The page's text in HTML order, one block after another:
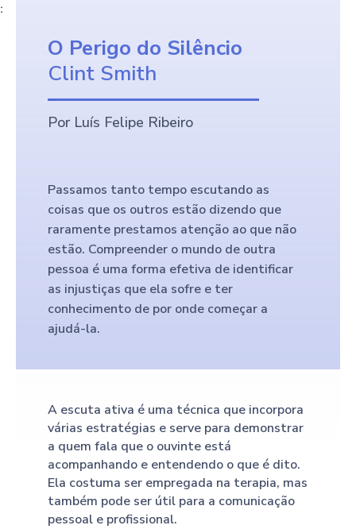
:
O Perigo do Silêncio
Clint Smith
Por Luís Felipe Ribeiro
Passamos tanto tempo escutando as
coisas que os outros estão dizendo que
raramente prestamos atenção ao que não
estão. Compreender o mundo de outra
pessoa é uma forma efetiva de identificar
as injustiças que ela sofre e ter
conhecimento de por onde começar a
ajudá-la.
A escuta ativa é uma técnica que incorpora
várias estratégias e serve para demonstrar
a quem fala que o ouvinte está
acompanhando e entendendo o que é dito.
Ela costuma ser empregada na terapia, mas
também pode ser útil para a comunicação
pessoal e profissional.